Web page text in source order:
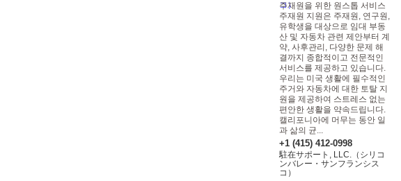
주재원을 위한 원스톱 서비스
주재원 지원은 주재원, 연구원,
유학생을 대상으로 임대 부동
산 및 자동차 관련 제안부터 계
약, 사후관리, 다양한 문제 해
결까지 종합적이고 전문적인
서비스를 제공하고 있습니다.
우리는 미국 생활에 필수적인
주거와 자동차에 대한 토탈 지
원을 제공하여 스트레스 없는
편안한 생활을 약속드립니다.
캘리포니아에 머무는 동안 일
과 삶의 균...
+1 (415) 412-0998
駐在サポート, LLC.（シリコ
ンバレー・サンフランシス
コ）